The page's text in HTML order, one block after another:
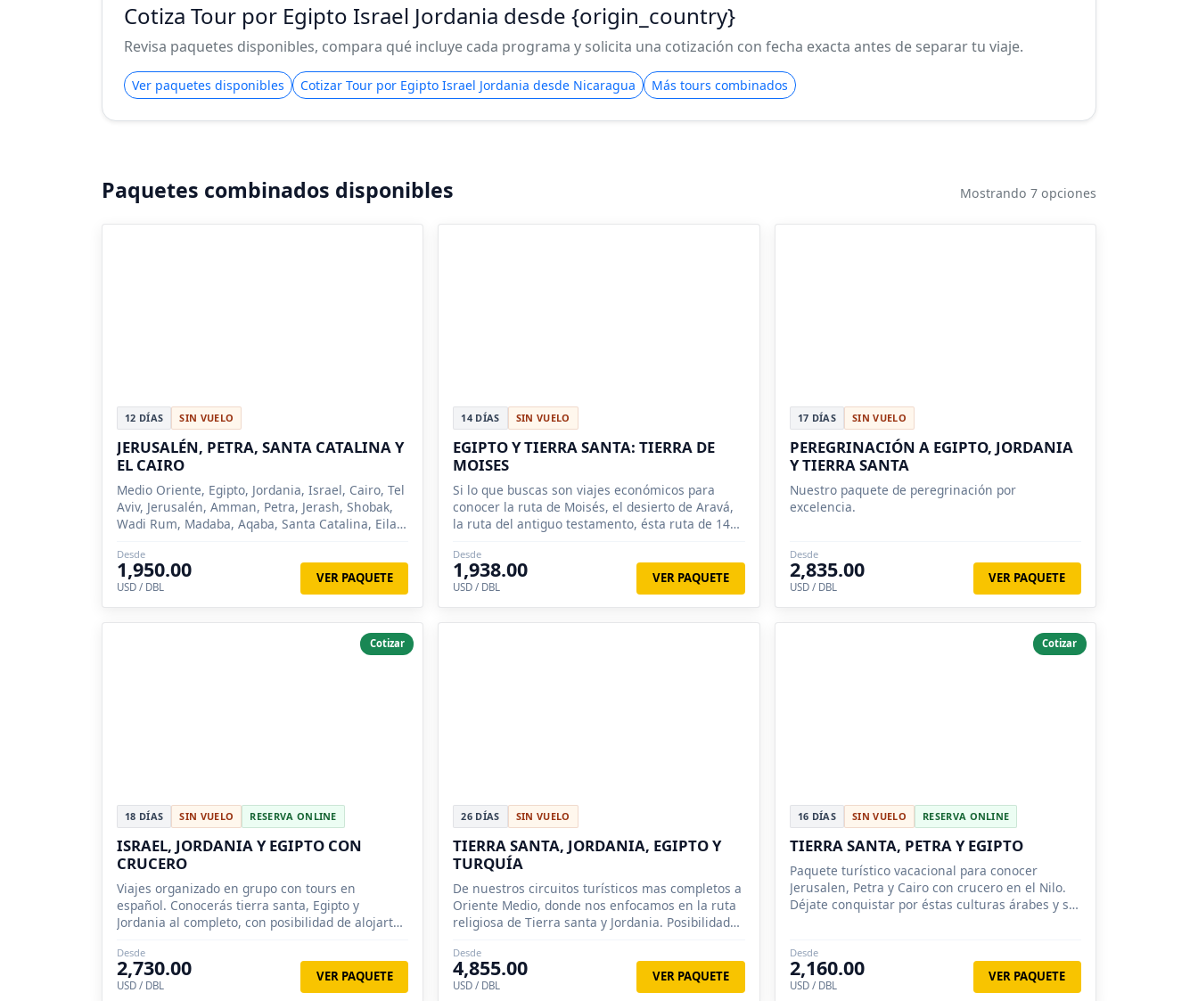
Cotiza Tour por Egipto Israel Jordania desde {origin_country}
Revisa paquetes disponibles, compara qué incluye cada programa y solicita una cotización con fecha exacta antes de separar tu viaje.
Ver paquetes disponibles Cotizar Tour por Egipto Israel Jordania desde Nicaragua Más tours combinados
Paquetes combinados disponibles Mostrando 7 opciones
12 DÍAS SIN VUELO
JERUSALÉN, PETRA, SANTA CATALINA Y
EL CAIRO
Medio Oriente, Egipto, Jordania, Israel, Cairo, Tel
Aviv, Jerusalén, Amman, Petra, Jerash, Shobak,
Wadi Rum, Madaba, Aqaba, Santa Catalina, Eilat,
Desde
1,950.00
USD / DBL
VER PAQUETE
14 DÍAS SIN VUELO
EGIPTO Y TIERRA SANTA: TIERRA DE
MOISES
Si lo que buscas son viajes económicos para
conocer la ruta de Moisés, el desierto de Aravá,
la ruta del antiguo testamento, ésta ruta de 14
Desde
1,938.00
USD / DBL
VER PAQUETE
17 DÍAS SIN VUELO
PEREGRINACIÓN A EGIPTO, JORDANIA
Y TIERRA SANTA
Nuestro paquete de peregrinación por
excelencia.
Desde
2,835.00
USD / DBL
VER PAQUETE
Cotizar
18 DÍAS SIN VUELO RESERVA ONLINE
ISRAEL, JORDANIA Y EGIPTO CON
CRUCERO
Viajes organizado en grupo con tours en
español. Conocerás tierra santa, Egipto y
Jordania al completo, con posibilidad de alojarte
Desde
2,730.00
USD / DBL
VER PAQUETE
26 DÍAS SIN VUELO
TIERRA SANTA, JORDANIA, EGIPTO Y
TURQUÍA
De nuestros circuitos turísticos mas completos a
Oriente Medio, donde nos enfocamos en la ruta
religiosa de Tierra santa y Jordania. Posibilidad
Desde
4,855.00
USD / DBL
VER PAQUETE
Cotizar
16 DÍAS SIN VUELO RESERVA ONLINE
TIERRA SANTA, PETRA Y EGIPTO
Paquete turístico vacacional para conocer
Jerusalen, Petra y Cairo con crucero en el Nilo.
Déjate conquistar por éstas culturas árabes y su
Desde
2,160.00
USD / DBL
VER PAQUETE